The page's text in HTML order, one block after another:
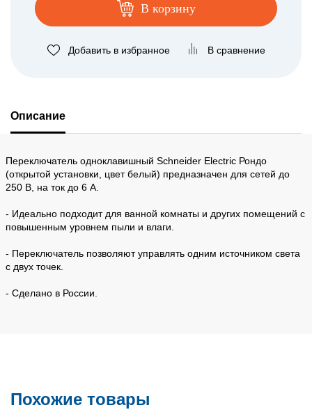
В корзину
Добавить в избранное В сравнение
Описание
Переключатель одноклавишный Schneider Electric Рондо
(открытой установки, цвет белый) предназначен для сетей до
250 В, на ток до 6 А.
- Идеально подходит для ванной комнаты и других помещений с
повышенным уровнем пыли и влаги.
- Переключатель позволяют управлять одним источником света
с двух точек.
- Сделано в России.
Похожие товары